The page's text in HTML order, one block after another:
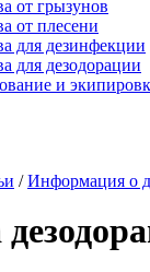
от грызунов
от плесени
для дезинфекции
для дезодорации
и
/Информация о